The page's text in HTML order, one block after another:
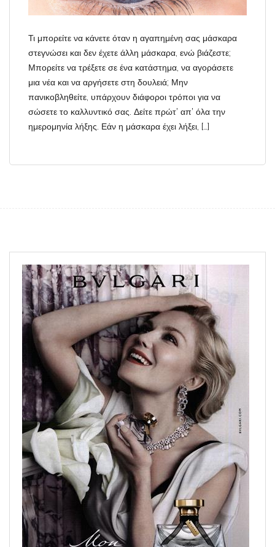
Τι μπορείτε να κάνετε όταν η αγαπημένη σας μάσκαρα
στεγνώσει και δεν έχετε άλλη μάσκαρα, ενώ βιάζεστε;
Μπορείτε να τρέξετε σε ένα κατάστημα, να αγοράσετε
μια νέα και να αργήσετε στη δουλειά; Μην
πανικοβληθείτε, υπάρχουν διάφοροι τρόποι για να
σώσετε το καλλυντικό σας. Δείτε πρώτ’ απ’ όλα την
ημερομηνία λήξης. Εάν η μάσκαρα έχει λήξει, […]